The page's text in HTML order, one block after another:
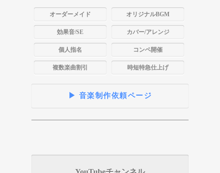
オーダーメイド オリジナルBGM
効果音/SE カバー/アレンジ
個人指名 コンペ開催
複数楽曲割引 時短特急仕上げ
▶ 音楽制作依頼ページ